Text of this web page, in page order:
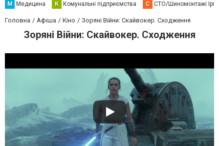
М Медицина К Комунальні підприємства С СТО/Шиномонтажі
Головна Афіша Кіно Зоряні Війни: Скайвокер. Сходження
Зоряні Війни: Скайвокер. Сходження